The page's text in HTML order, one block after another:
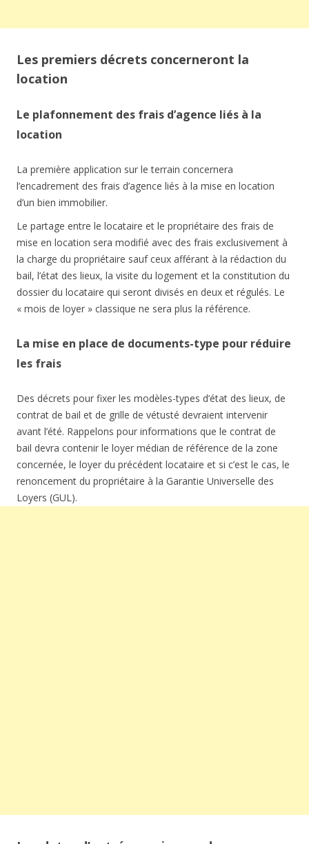
Les premiers décrets concerneront la
location
Le plafonnement des frais d’agence liés à la
location
La première application sur le terrain concernera
l’encadrement des frais d’agence liés à la mise en location
d’un bien immobilier.
Le partage entre le locataire et le propriétaire des frais de
mise en location sera modifié avec des frais exclusivement à
la charge du propriétaire sauf ceux afférant à la rédaction du
bail, l’état des lieux, la visite du logement et la constitution du
dossier du locataire qui seront divisés en deux et régulés. Le
« mois de loyer » classique ne sera plus la référence.
La mise en place de documents-type pour réduire
les frais
Des décrets pour fixer les modèles-types d’état des lieux, de
contrat de bail et de grille de vétusté devraient intervenir
avant l’été. Rappelons pour informations que le contrat de
bail devra contenir le loyer médian de référence de la zone
concernée, le loyer du précédent locataire et si c’est le cas, le
renoncement du propriétaire à la Garantie Universelle des
Loyers (GUL).